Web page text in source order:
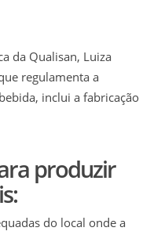
da Qualisan, Luiza
regulamenta a
inclui a fabricação
produzir
do local onde a